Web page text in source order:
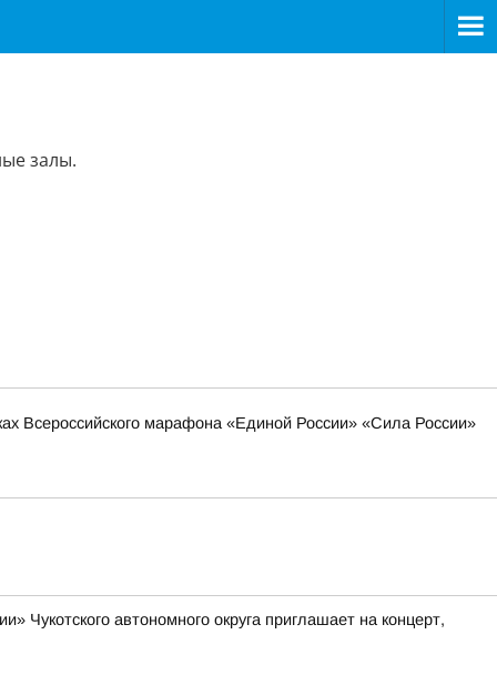
залы.
Всероссийского марафона «Единой России» «Сила России»
Чукотского автономного округа приглашает на концерт,